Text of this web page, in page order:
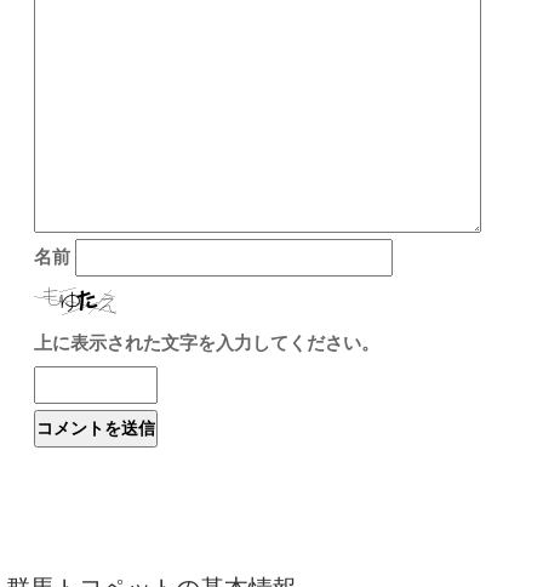
名前
上に表示された文字を入力してください。